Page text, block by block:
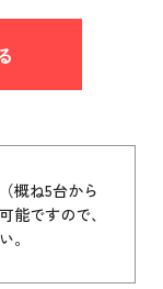
概ね5台から
能ですので、
。